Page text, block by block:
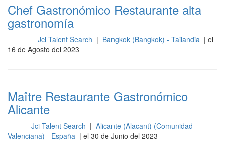
Chef Gastronómico Restaurante alta
gastronomía
Jci Talent Search | Bangkok (Bangkok) - Tailandia | el
16 de Agosto del 2023
Maître Restaurante Gastronómico
Alicante
Jci Talent Search | Alicante (Alacant) (Comunidad
Valenciana) - España | el 30 de Junio del 2023